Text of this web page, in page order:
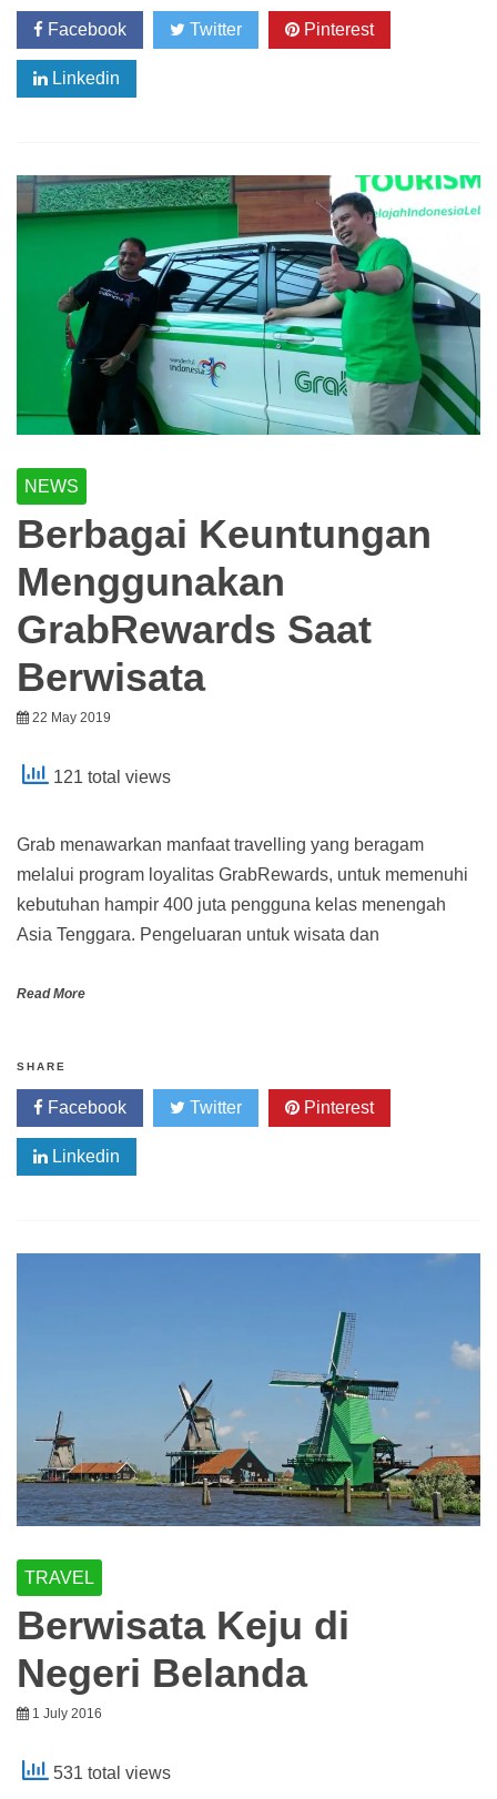
Facebook Twitter Pinterest
Linkedin
NEWS
Berbagai Keuntungan
Menggunakan
GrabRewards Saat
Berwisata
22 May 2019
121 total views
Grab menawarkan manfaat travelling yang beragam
melalui program loyalitas GrabRewards, untuk memenuhi
kebutuhan hampir 400 juta pengguna kelas menengah
Asia Tenggara. Pengeluaran untuk wisata dan
Read More
SHARE
Facebook Twitter Pinterest
Linkedin
TRAVEL
Berwisata Keju di
Negeri Belanda
1 July 2016
531 total views